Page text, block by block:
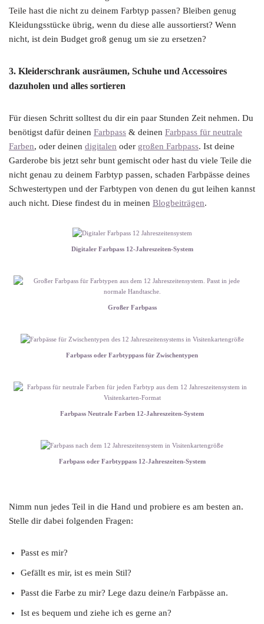
Teile hast die nicht zu deinem Farbtyp passen? Bleiben genug
Kleidungsstücke übrig, wenn du diese alle aussortierst? Wenn
nicht, ist dein Budget groß genug um sie zu ersetzen?
3. Kleiderschrank ausräumen, Schuhe und Accessoires
dazuholen und alles sortieren
Für diesen Schritt solltest du dir ein paar Stunden Zeit nehmen. Du
benötigst dafür deinen Farbpass & deinen Farbpass für neutrale
Farben, oder deinen digitalen oder großen Farbpass. Ist deine
Garderobe bis jetzt sehr bunt gemischt oder hast du viele Teile die
nicht genau zu deinem Farbtyp passen, schaden Farbpässe deines
Schwestertypen und der Farbtypen von denen du gut leihen kannst
auch nicht. Diese findest du in meinen Blogbeiträgen.
Digitaler Farbpass 12-Jahreszeiten-System
Großer Farbpass
Farbpass oder Farbtyppass für Zwischentypen
Farbpass Neutrale Farben 12-Jahreszeiten-System
Farbpass oder Farbtyppass 12-Jahreszeiten-System
Nimm nun jedes Teil in die Hand und probiere es am besten an.
Stelle dir dabei folgenden Fragen:
Passt es mir?
Gefällt es mir, ist es mein Stil?
Passt die Farbe zu mir? Lege dazu deine/n Farbpässe an.
Ist es bequem und ziehe ich es gerne an?